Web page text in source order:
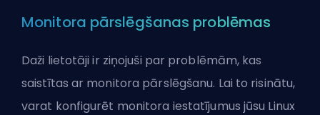
Monitora pārslēgšanas problēmas
Daži lietotāji ir ziņojuši par problēmām, kas
saistītas ar monitora pārslēgšanu. Lai to risinātu,
varat konfigurēt monitora iestatījumus jūsu Linux